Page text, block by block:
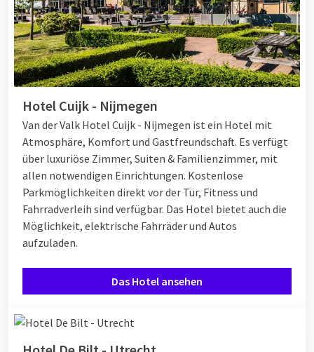
Hotel Cuijk - Nijmegen
Van der Valk Hotel Cuijk - Nijmegen ist ein Hotel mit
Atmosphäre, Komfort und Gastfreundschaft. Es verfügt
über luxuriöse Zimmer, Suiten & Familienzimmer, mit
allen notwendigen Einrichtungen. Kostenlose
Parkmöglichkeiten direkt vor der Tür, Fitness und
Fahrradverleih sind verfügbar. Das Hotel bietet auch die
Möglichkeit, elektrische Fahrräder und Autos
aufzuladen.
Das Hotel ansehen